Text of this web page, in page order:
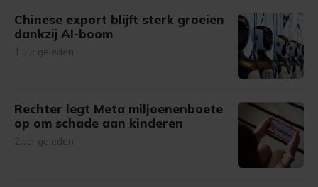
Chinese export blijft sterk groeien
dankzij AI-boom
1 uur geleden
Rechter legt Meta miljoenenboete
op om schade aan kinderen
2 uur geleden